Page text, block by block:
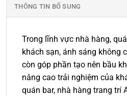
THÔNG TIN BỔ SUNG
Trong lĩnh vực nhà hàng,
khách sạn, ánh sáng không
còn góp phần tạo nên bầu
nâng cao trải nghiệm của
quán bar, nhà hàng trang trí